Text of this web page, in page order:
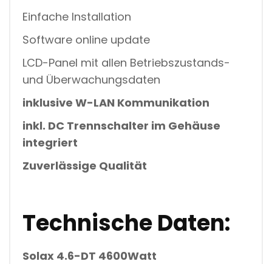
Einfache Installation
Software online update
LCD-Panel mit allen Betriebszustands-
und Überwachungsdaten
inklusive W-LAN Kommunikation
inkl. DC Trennschalter im Gehäuse
integriert
Zuverlässige Qualität
Technische Daten:
Solax 4.6-DT 4600Watt